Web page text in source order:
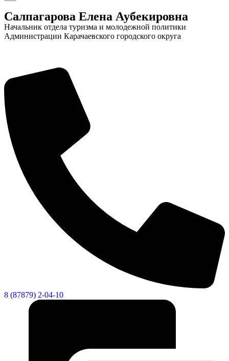
Салпагарова Елена Аубекировна
Начальник отдела туризма и молодежной политики
Администрации Карачаевского городского округа
8 (87879) 2-04-10